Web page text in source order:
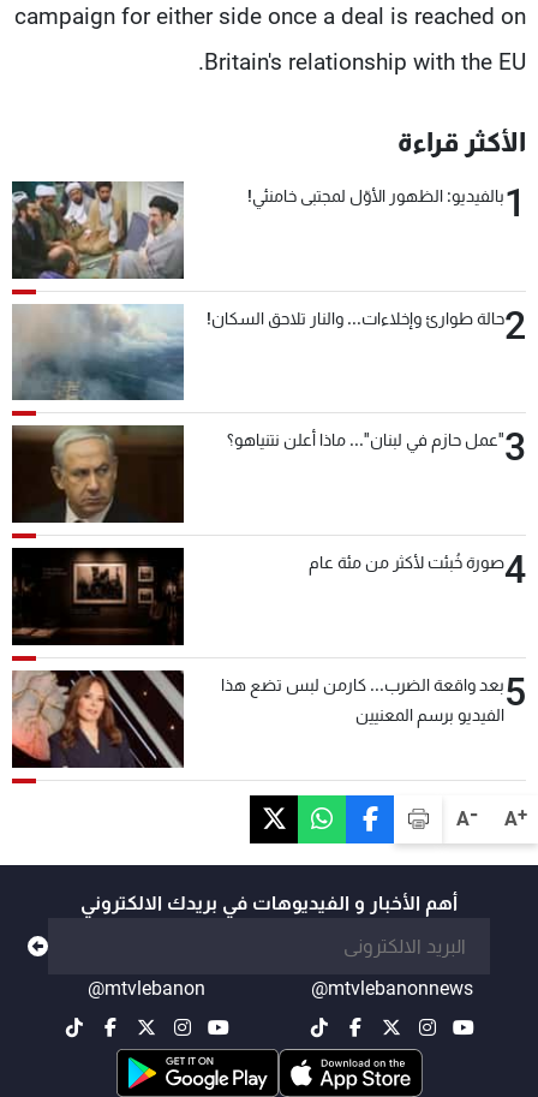
A+
A-
campaign for either side once a deal is reached on
Britain's relationship with the EU.
الأكثر قراءة
1بالفيديو: الظهور الأوّل لمجتبى خامنئي!
2حالة طوارئ وإخلاءات... والنار تلاحق السكان!
3"عمل حازم في لبنان"... ماذا أعلن نتنياهو؟
4صورة خُبئت لأكثر من مئة عام
5بعد واقعة الضرب... كارمن لبس تضع هذا
الفيديو برسم المعنيين
أهم الأخبار و الفيديوهات في بريدك الالكتروني
@mtvlebanonnews
@mtvlebanon